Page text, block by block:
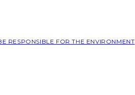
RESPONSIBLE FOR THE ENVIRONMENT